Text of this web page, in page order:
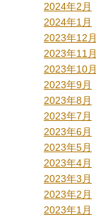
2024年2月
2024年1月
2023年12月
2023年11月
2023年10月
2023年9月
2023年8月
2023年7月
2023年6月
2023年5月
2023年4月
2023年3月
2023年2月
2023年1月